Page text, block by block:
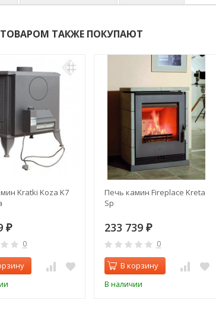
ТАКЖЕ ПОКУПАЮТ
Kratki Koza K7
₽
0
Печь камин Fireplace Kreta
Sp
233 739 ₽
0
В корзину
В наличии